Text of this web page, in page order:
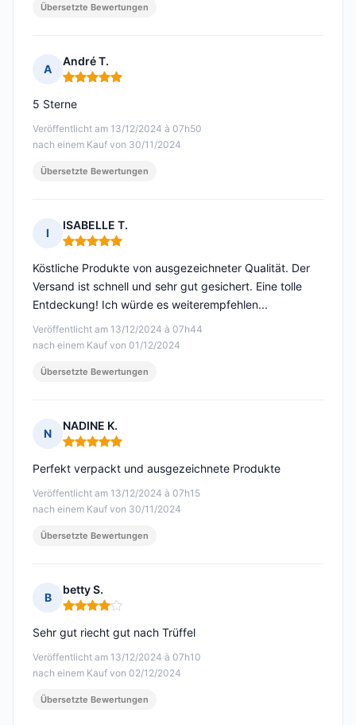
Übersetzte Bewertungen
A
André T.
Hinweis: 5 von 5
Veröffentlicht am 13/12/2024 à 07h50
nach einem Kauf von 30/11/2024
5 Sterne
Übersetzte Bewertungen
I
ISABELLE T.
Hinweis: 5 von 5
Veröffentlicht am 13/12/2024 à 07h44
nach einem Kauf von 01/12/2024
Köstliche Produkte von ausgezeichneter Qualität. Der
Versand ist schnell und sehr gut gesichert. Eine tolle
Entdeckung! Ich würde es weiterempfehlen...
Übersetzte Bewertungen
N
NADINE K.
Hinweis: 5 von 5
Veröffentlicht am 13/12/2024 à 07h15
nach einem Kauf von 30/11/2024
Perfekt verpackt und ausgezeichnete Produkte
Übersetzte Bewertungen
B
betty S.
Hinweis: 4 von 5
Veröffentlicht am 13/12/2024 à 07h10
nach einem Kauf von 02/12/2024
Sehr gut riecht gut nach Trüffel
Übersetzte Bewertungen